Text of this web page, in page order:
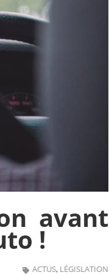
avant
!
ACTUS, LÉGISLATION